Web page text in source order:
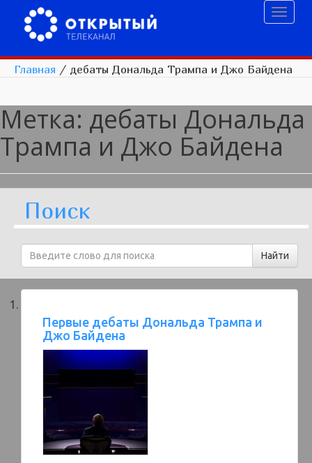
Главная / дебаты Дональда Трампа и Джо Байдена
Метка: дебаты Дональда
Трампа и Джо Байдена
Поиск
Первые дебаты Дональда Трампа и
Джо Байдена